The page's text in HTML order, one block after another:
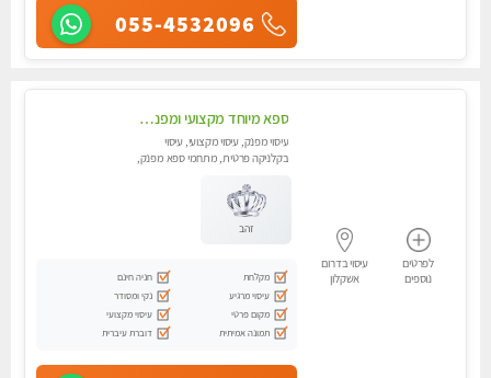
055-4532096
לפרטים
נוספים
עיסוי בדרום
אשקלון
ספא מיוחד מקצועי ומפנק באשקלון מעסה ...מקצועית ואיכותית -מומלץ מאוד...
עיסוי מפנק, עיסוי מקצועי, עיסוי
בקלניקה פרטית, מתחמי ספא מפנק,
זהב
מקלחת
חניה חינם
עיסוי מרגיע
נקי ומסודר
מקום פרטי
עיסוי מקצועי
תמונה אמיתית
דוברת עיברית